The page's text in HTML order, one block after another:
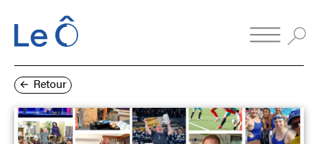
Retour